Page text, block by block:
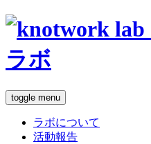
toggle menu
ラボについて
活動報告